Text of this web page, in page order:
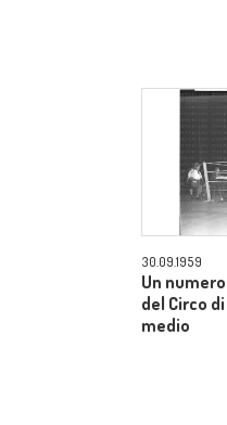
30.09.1959
Un
del Circo
medio